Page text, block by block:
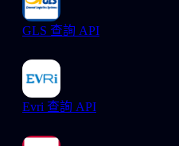
GLS 查詢 API
Evri 查詢 API